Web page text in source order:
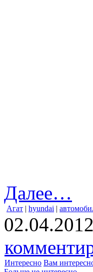
Далее…
Агат | hyundai |
Интересно Вам